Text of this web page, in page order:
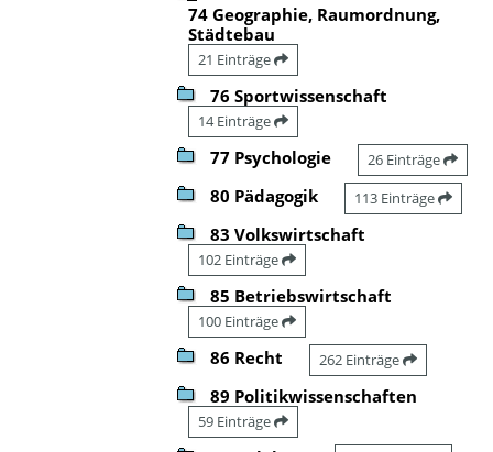
74 Geographie, Raumordnung,
Städtebau
21 Einträge
76 Sportwissenschaft
14 Einträge
77 Psychologie 26 Einträge
80 Pädagogik 113 Einträge
83 Volkswirtschaft
102 Einträge
85 Betriebswirtschaft
100 Einträge
86 Recht 262 Einträge
89 Politikwissenschaften
59 Einträge